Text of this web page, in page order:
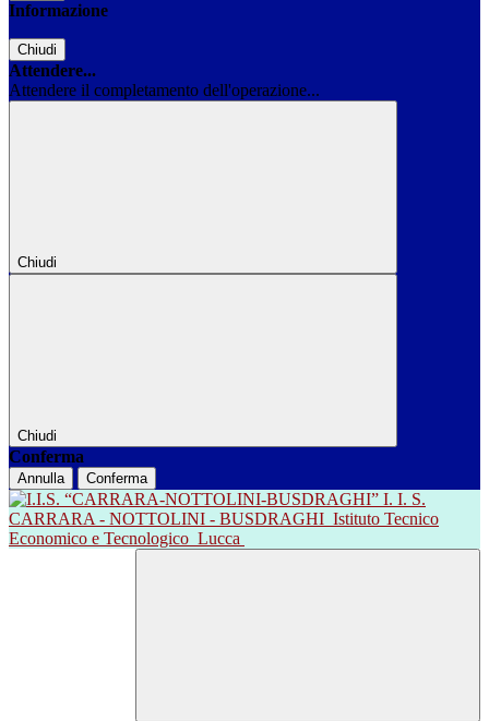
Informazione
Chiudi
Attendere...
Attendere il completamento dell'operazione...
Chiudi
Chiudi
Conferma
Annulla Conferma
I. I. S.
CARRARA - NOTTOLINI - BUSDRAGHI Istituto Tecnico
Economico e Tecnologico Lucca